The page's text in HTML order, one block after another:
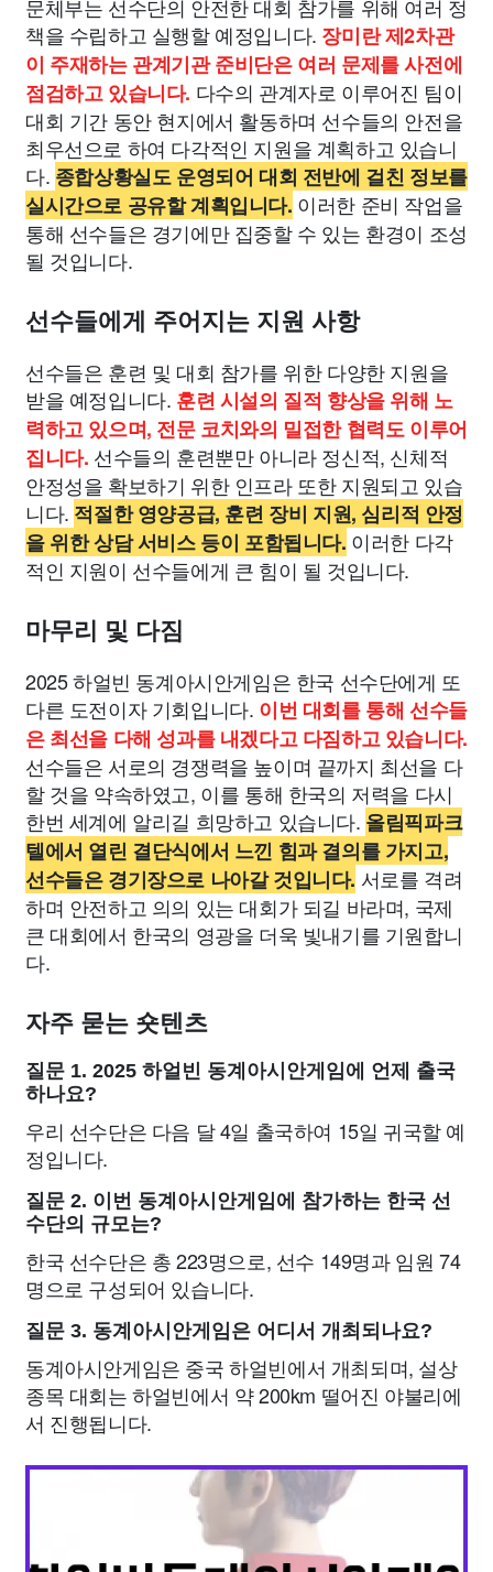
문체부는 선수단의 안전한 대회 참가를 위해 여러 정
책을 수립하고 실행할 예정입니다. 장미란 제2차관
이 주재하는 관계기관 준비단은 여러 문제를 사전에
점검하고 있습니다. 다수의 관계자로 이루어진 팀이
대회 기간 동안 현지에서 활동하며 선수들의 안전을
최우선으로 하여 다각적인 지원을 계획하고 있습니
다. 종합상황실도 운영되어 대회 전반에 걸친 정보를
실시간으로 공유할 계획입니다. 이러한 준비 작업을
통해 선수들은 경기에만 집중할 수 있는 환경이 조성
될 것입니다.
선수들에게 주어지는 지원 사항
선수들은 훈련 및 대회 참가를 위한 다양한 지원을
받을 예정입니다. 훈련 시설의 질적 향상을 위해 노
력하고 있으며, 전문 코치와의 밀접한 협력도 이루어
집니다. 선수들의 훈련뿐만 아니라 정신적, 신체적
안정성을 확보하기 위한 인프라 또한 지원되고 있습
니다. 적절한 영양공급, 훈련 장비 지원, 심리적 안정
을 위한 상담 서비스 등이 포함됩니다. 이러한 다각
적인 지원이 선수들에게 큰 힘이 될 것입니다.
마무리 및 다짐
2025 하얼빈 동계아시안게임은 한국 선수단에게 또
다른 도전이자 기회입니다. 이번 대회를 통해 선수들
은 최선을 다해 성과를 내겠다고 다짐하고 있습니다.
선수들은 서로의 경쟁력을 높이며 끝까지 최선을 다
할 것을 약속하였고, 이를 통해 한국의 저력을 다시
한번 세계에 알리길 희망하고 있습니다. 올림픽파크
텔에서 열린 결단식에서 느낀 힘과 결의를 가지고,
선수들은 경기장으로 나아갈 것입니다. 서로를 격려
하며 안전하고 의의 있는 대회가 되길 바라며, 국제
큰 대회에서 한국의 영광을 더욱 빛내기를 기원합니
다.
자주 묻는 숏텐츠
질문 1. 2025 하얼빈 동계아시안게임에 언제 출국
하나요?
우리 선수단은 다음 달 4일 출국하여 15일 귀국할 예
정입니다.
질문 2. 이번 동계아시안게임에 참가하는 한국 선
수단의 규모는?
한국 선수단은 총 223명으로, 선수 149명과 임원 74
명으로 구성되어 있습니다.
질문 3. 동계아시안게임은 어디서 개최되나요?
동계아시안게임은 중국 하얼빈에서 개최되며, 설상
종목 대회는 하얼빈에서 약 200km 떨어진 야불리에
서 진행됩니다.